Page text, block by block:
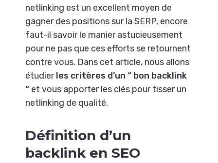
netlinking est un excellent moyen de
gagner des positions sur la SERP, encore
faut-il savoir le manier astucieusement
pour ne pas que ces efforts se retournent
contre vous. Dans cet article, nous allons
étudierles critères d’un “ bon backlink
“ et vous apporter les clés pour tisser un
netlinking de qualité.
Définition d’un
backlink en SEO